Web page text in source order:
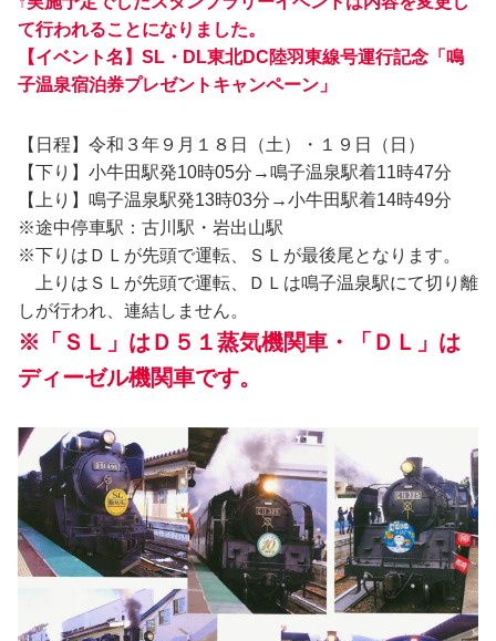
て行われることになりました。
【イベント名】SL・DL東北DC陸羽東線号運行記念「鳴
子温泉宿泊券プレゼントキャンペーン」
【日程】令和３年９月１８日（土）・１９日（日）
【下り】小牛田駅発10時05分→鳴子温泉駅着11時47分
【上り】鳴子温泉駅発13時03分→小牛田駅着14時49分
※途中停車駅：古川駅・岩出山駅
※下りはＤＬが先頭で運転、ＳＬが最後尾となります。
上りはＳＬが先頭で運転、ＤＬは鳴子温泉駅にて切り離
しが行われ、連結しません。
※「ＳＬ」はＤ５１蒸気機関車・「ＤＬ」は
ディーゼル機関車です。